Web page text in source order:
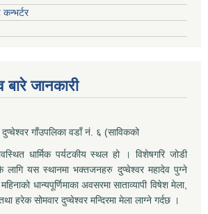
बारे जानकारी
दुप्चेश्वर गाँउपलिका वडाँ नं. ६ (साविकको
धार्मिक पर्यटकीय स्थल हो । विशेषगरि जोडी
लागि यस स्थानमा भक्तजनहरु दुप्चेश्वर महादेव पुग्ने
धान्यपूर्णिमाका अवसरमा साताव्यापी विषेश मेला,
हरेक सोमवार दुप्चेश्वर मन्दिरमा मेला लाग्ने गर्दछ ।